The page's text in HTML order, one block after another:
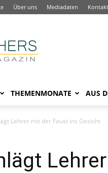
Über uns Mediadaten Kontakt
THEMENMONATE AUS
Lehrer mit der Faust ins Gesicht